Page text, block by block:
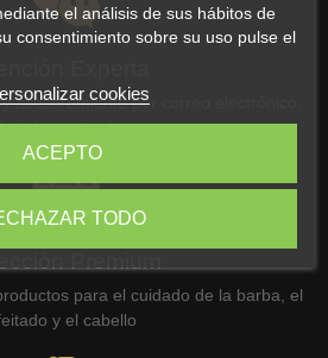
el análisis de sus hábitos de
consentimiento sobre su uso pulse el
cookies
TODO
ACEPTO
asesoramiento por correo electrónico,
o teléfono
para el cuidado de la barba, el
y el cabello